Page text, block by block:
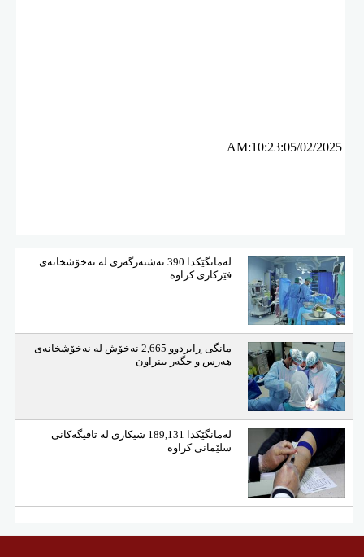
AM:10:23:05/02/2025
لەمانگێكدا 390 نەشتەرگەری لە نەخۆشخانەی
فێركاری كراوە
مانگی ڕابردوو 2,665 نەخۆش لە نەخۆشخانەی
هەرس و جگەر بینراون
لەمانگێكدا 189,131 شیكاری لە تاقیگەكانی
سلێمانی كراوە